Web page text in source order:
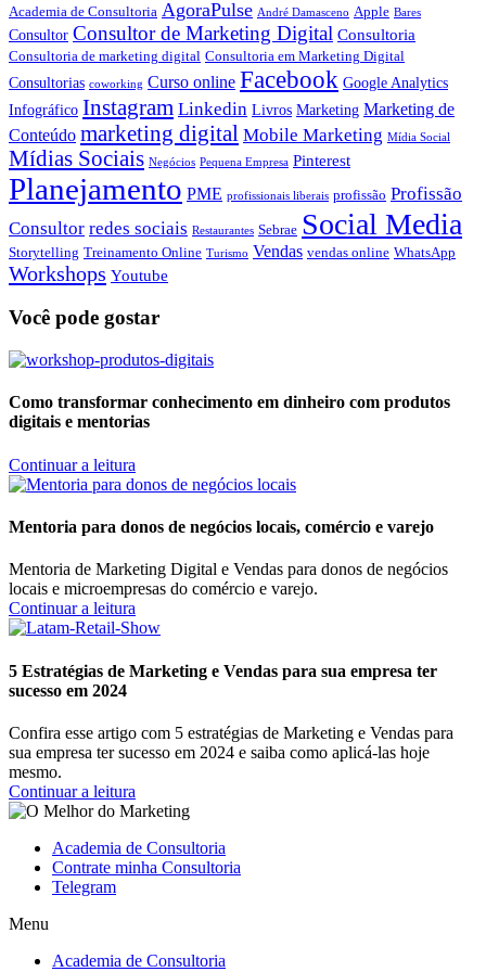
Academia de Consultoria AgoraPulse André Damasceno Apple Bares
Consultor Consultor de Marketing Digital Consultoria
Consultoria de marketing digital Consultoria em Marketing Digital
Consultorias coworking Curso online Facebook Google Analytics
Infográfico Instagram Linkedin Livros Marketing Marketing de
Conteúdo marketing digital Mobile Marketing Mídia Social
Mídias Sociais Negócios Pequena Empresa Pinterest
Planejamento PME profissionais liberais profissão Profissão
Consultor redes sociais Restaurantes Sebrae Social Media
Storytelling Treinamento Online Turismo Vendas vendas online WhatsApp
Workshops Youtube
Você pode gostar
Como transformar conhecimento em dinheiro com produtos
digitais e mentorias
Continuar a leitura
Mentoria para donos de negócios locais, comércio e varejo
Mentoria de Marketing Digital e Vendas para donos de negócios
locais e microempresas do comércio e varejo.
Continuar a leitura
5 Estratégias de Marketing e Vendas para sua empresa ter
sucesso em 2024
Confira esse artigo com 5 estratégias de Marketing e Vendas para
sua empresa ter sucesso em 2024 e saiba como aplicá-las hoje
mesmo.
Continuar a leitura
Academia de Consultoria
Contrate minha Consultoria
Telegram
Menu
Academia de Consultoria